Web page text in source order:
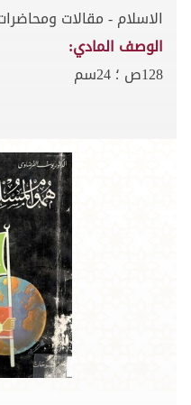
الاسلام - مقالات
الوصف المادي:
128ص ؛ 24سم